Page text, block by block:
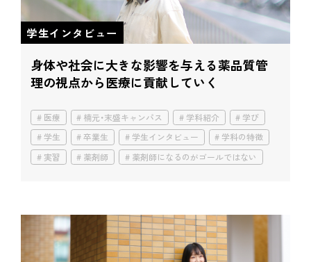
学生インタビュー
身体や社会に大きな影響を与える薬品質管
理の視点から医療に貢献していく
医療 楠元・末盛キャンパス 学科紹介
学び
学生
卒業生 学生インタビュー
学科の特徴
実習
薬剤師 薬剤師になるのがゴールではない